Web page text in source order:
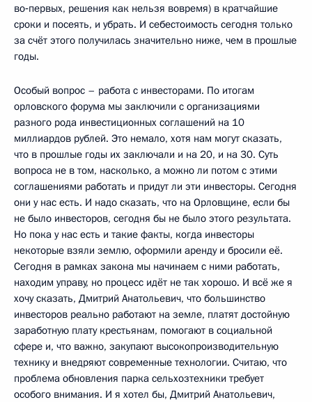
во‑первых, решения как нельзя вовремя) в кратчайшие
сроки и посеять, и убрать. И себестоимость сегодня только
за счёт этого получилась значительно ниже, чем в прошлые
годы.
Особый вопрос – работа с инвесторами. По итогам
орловского форума мы заключили с организациями
разного рода инвестиционных соглашений на 10
миллиардов рублей. Это немало, хотя нам могут сказать,
что в прошлые годы их заключали и на 20, и на 30. Суть
вопроса не в том, насколько, а можно ли потом с этими
соглашениями работать и придут ли эти инвесторы. Сегодня
они у нас есть. И надо сказать, что на Орловщине, если бы
не было инвесторов, сегодня бы не было этого результата.
Но пока у нас есть и такие факты, когда инвесторы
некоторые взяли землю, оформили аренду и бросили её.
Сегодня в рамках закона мы начинаем с ними работать,
находим управу, но процесс идёт не так хорошо. И всё же я
хочу сказать, Дмитрий Анатольевич, что большинство
инвесторов реально работают на земле, платят достойную
заработную плату крестьянам, помогают в социальной
сфере и, что важно, закупают высокопроизводительную
технику и внедряют современные технологии. Считаю, что
проблема обновления парка сельхозтехники требует
особого внимания. И я хотел бы, Дмитрий Анатольевич,